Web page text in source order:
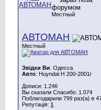
Местный
АВТОМАН
Местный
Звідки Ви: Одесса
Авто: Huyndai H 200-2001г
Дописи: 1.246
Вы сказали Спасибо: 1.074
Поблагодарили 799 раз(а) в
Репутація: 1